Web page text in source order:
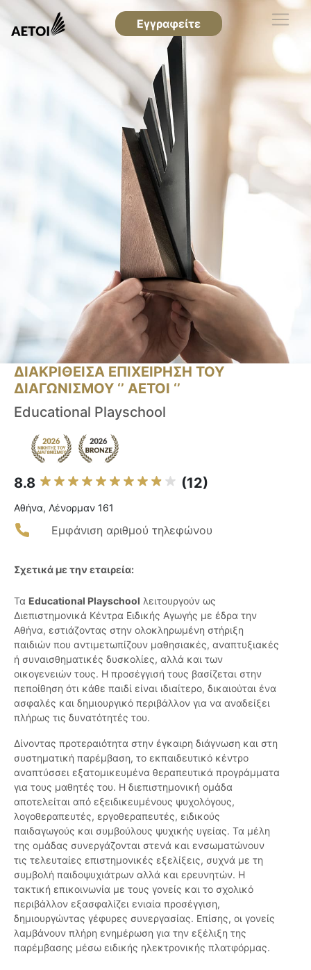
Εγγραφείτε
ΔΙΑΚΡΙΘΕΙΣΑ ΕΠΙΧΕΙΡΗΣΗ ΤΟΥ
ΔΙΑΓΩΝΙΣΜΟΥ ‘’ ΑΕΤΟΙ ‘’
Educational Playschool
8.8 (12)
Αθήνα, Λένορμαν 161
Εμφάνιση αριθμού τηλεφώνου
Σχετικά με την εταιρεία:
Τα Educational Playschool λειτουργούν ως
Διεπιστημονικά Κέντρα Ειδικής Αγωγής με έδρα την
Αθήνα, εστιάζοντας στην ολοκληρωμένη στήριξη
παιδιών που αντιμετωπίζουν μαθησιακές, αναπτυξιακές
ή συναισθηματικές δυσκολίες, αλλά και των
οικογενειών τους. Η προσέγγισή τους βασίζεται στην
πεποίθηση ότι κάθε παιδί είναι ιδιαίτερο, δικαιούται ένα
ασφαλές και δημιουργικό περιβάλλον για να αναδείξει
πλήρως τις δυνατότητές του.
Δίνοντας προτεραιότητα στην έγκαιρη διάγνωση και στη
συστηματική παρέμβαση, το εκπαιδευτικό κέντρο
αναπτύσσει εξατομικευμένα θεραπευτικά προγράμματα
για τους μαθητές του. Η διεπιστημονική ομάδα
αποτελείται από εξειδικευμένους ψυχολόγους,
λογοθεραπευτές, εργοθεραπευτές, ειδικούς
παιδαγωγούς και συμβούλους ψυχικής υγείας. Τα μέλη
της ομάδας συνεργάζονται στενά και ενσωματώνουν
τις τελευταίες επιστημονικές εξελίξεις, συχνά με τη
συμβολή παιδοψυχιάτρων αλλά και ερευνητών. Η
τακτική επικοινωνία με τους γονείς και το σχολικό
περιβάλλον εξασφαλίζει ενιαία προσέγγιση,
δημιουργώντας γέφυρες συνεργασίας. Επίσης, οι γονείς
λαμβάνουν πλήρη ενημέρωση για την εξέλιξη της
παρέμβασης μέσω ειδικής ηλεκτρονικής πλατφόρμας.